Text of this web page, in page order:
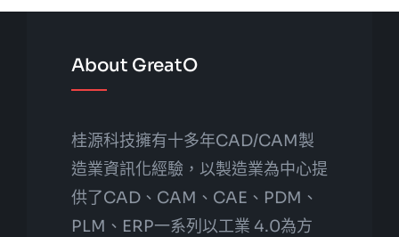
About GreatO
桂源科技擁有十多年CAD/CAM製
造業資訊化經驗，以製造業為中心提
供了CAD、CAM、CAE、PDM、
PLM、ERP一系列以工業 4.0為方